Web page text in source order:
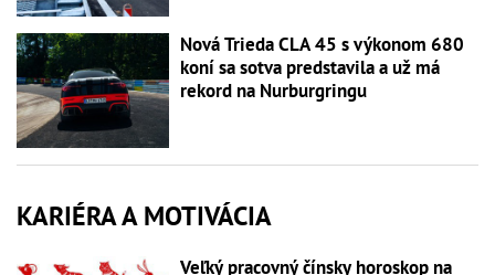
Nová Trieda CLA 45 s výkonom 680
koní sa sotva predstavila a už má
rekord na Nurburgringu
KARIÉRA A MOTIVÁCIA
Veľký pracovný čínsky horoskop na